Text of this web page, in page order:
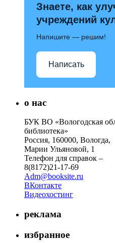
Знаете, как
учреждений
Напишите — решим!
Написать
о нас
БУК ВО «Вологодская
библиотека»
Россия, 160000, Вологда,
Марии Ульяновой, 1
Телефон для справок –
8(8172)21-17-69
Adm@booksite.ru
ВКонтакте
Видеохостинг
реклама
избранное